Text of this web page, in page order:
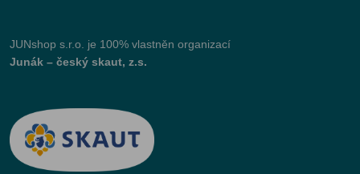
JUNshop s.r.o.
je 100% vlastněn organizací
Junák – český skaut, z.s.